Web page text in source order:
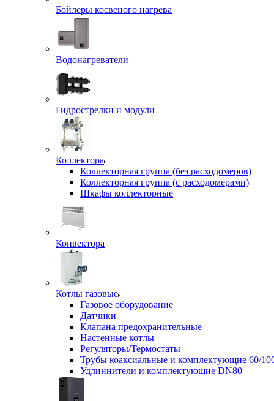
Бойлеры косвеного нагрева
Водонагреватели
Гидрострелки и модули
Коллектора
Коллекторная группа (без расходомеров)
Коллекторная группа (с расходомерами)
Шкафы коллекторные
Конвектора
Котлы газовые
Газовое оборудование
Датчики
Клапана предохранительные
Настенные котлы
Регуляторы/Термостаты
Трубы коаксиальные и комплектующие 60/
Удлиннители и комплектующие DN80